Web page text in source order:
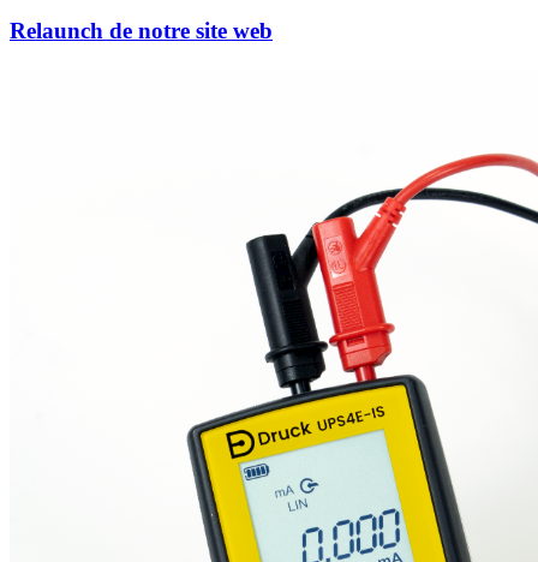
Relaunch de notre site web